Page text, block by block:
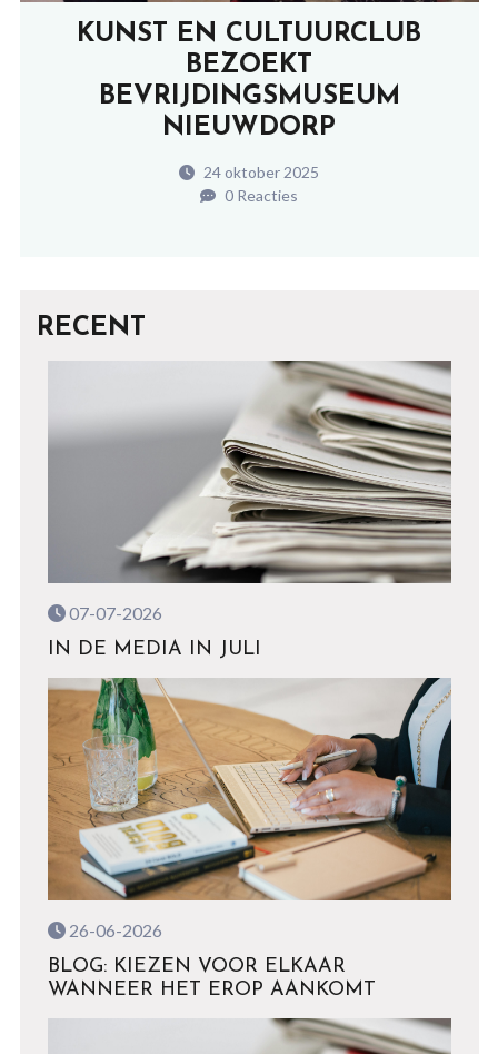
KUNST EN CULTUURCLUB
BEZOEKT
BEVRIJDINGSMUSEUM
NIEUWDORP
24 oktober 2025
0 Reacties
RECENT
07-07-2026
IN DE MEDIA IN JULI
26-06-2026
BLOG: KIEZEN VOOR ELKAAR
WANNEER HET EROP AANKOMT